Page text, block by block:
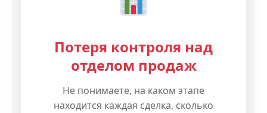
Потеря контроля над
отделом продаж
Не понимаете, на каком этапе
находится каждая сделка, сколько